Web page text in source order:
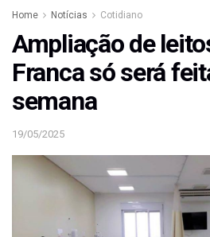
Home Notícias Cotidiano
Ampliação de
Franca só será
semana
19/05/2025